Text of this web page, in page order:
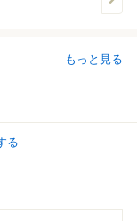
もっと見る
る